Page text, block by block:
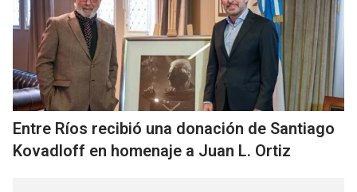
Entre Ríos recibió una donación de Santiago
Kovadloff en homenaje a Juan L. Ortiz